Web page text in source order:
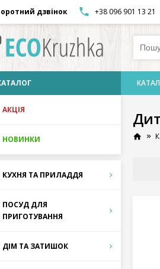
дзвінок +38 096 901 13 21
АКЦІЯ
НОВИНКИ
КУХНЯ ТА ПРИЛАДДЯ
ПОСУД ДЛЯ
ПРИГОТУВАННЯ
ДІМ ТА ЗАТИШОК